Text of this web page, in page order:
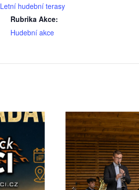
Letní hudební terasy
Rubrika Akce:
Hudební akce